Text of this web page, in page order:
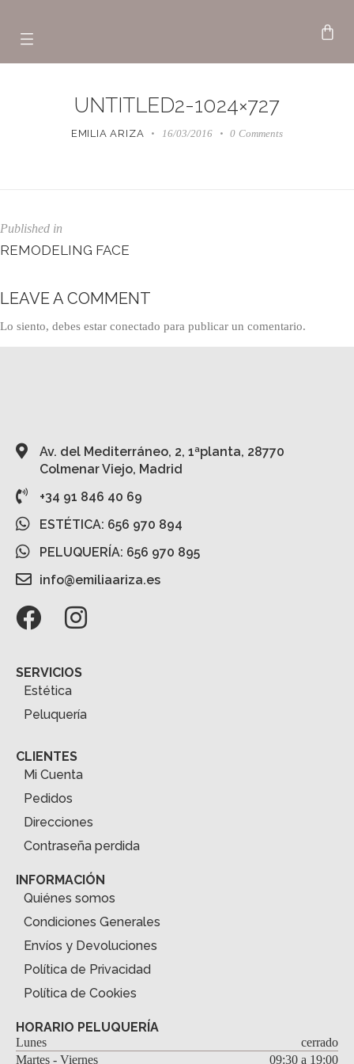
UNTITLED2-1024×727
EMILIA ARIZA 16/03/2016 0 Comments
Published in
REMODELING FACE
LEAVE A COMMENT
Lo siento, debes estar conectado para publicar un comentario.
Av. del Mediterráneo, 2, 1ªplanta, 28770
Colmenar Viejo, Madrid
+34 91 846 40 69
ESTÉTICA: 656 970 894
PELUQUERÍA: 656 970 895
info@emiliaariza.es
SERVICIOS
Estética
Peluquería
CLIENTES
Mi Cuenta
Pedidos
Direcciones
Contraseña perdida
INFORMACIÓN
Quiénes somos
Condiciones Generales
Envíos y Devoluciones
Política de Privacidad
Política de Cookies
HORARIO PELUQUERÍA
Lunes
cerrado
Martes - Viernes
09:30 a 19:00